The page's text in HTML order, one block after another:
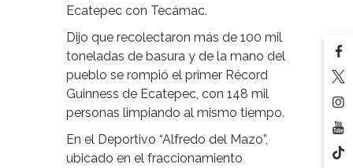
Ecatepec con Tecámac.
Dijo que recolectaron más de 100 mil
toneladas de basura y de la mano del
pueblo se rompió el primer Récord
Guinness de Ecatepec, con 148 mil
personas limpiando al mismo tiempo.
En el Deportivo “Alfredo del Mazo”,
ubicado en el fraccionamiento